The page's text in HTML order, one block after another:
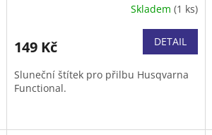
Skladem (1 ks)
149 Kč DETAIL
Sluneční štítek pro přilbu Husqvarna
Functional.